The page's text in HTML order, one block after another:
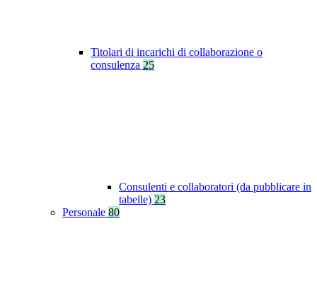
Titolari di incarichi di collaborazione o
consulenza 25
Consulenti e collaboratori (da pubblicare in
tabelle) 23
Personale 80